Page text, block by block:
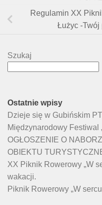
Regulamin XX
Łużyc -Twój
Szukaj
Ostatnie wpisy
Dzieje się w Gubińskim
Międzynarodowy Festiwal
OGŁOSZENIE O
OBIEKTU
XX Piknik Rowerowy „W
wakacji.
Piknik Rowerowy „W